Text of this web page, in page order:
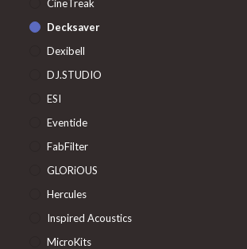
CineTreak
Decksaver
Dexibell
DJ.STUDIO
ESI
Eventide
FabFilter
GLORiOUS
Hercules
Inspired Acoustics
MicroKits